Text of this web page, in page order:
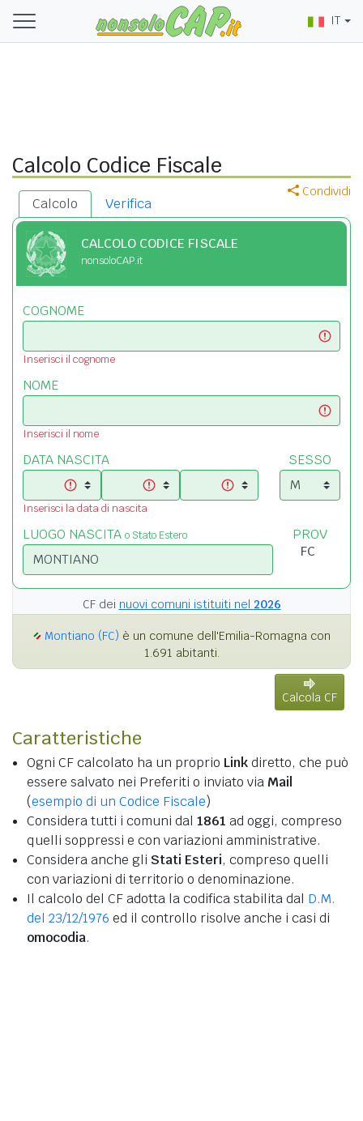
IT
Calcolo Codice Fiscale
Condividi
Calcolo Verifica
CALCOLO CODICE FISCALE
nonsoloCAP.it
COGNOME
Inserisci il cognome
NOME
Inserisci il nome
DATA NASCITA
Inserisci la data di nascita
SESSO
LUOGO NASCITA o Stato Estero PROV
CF dei nuovi comuni istituiti nel 2026
Montiano (FC) è un comune dell'Emilia-Romagna con
1.691 abitanti.
Calcola CF
Caratteristiche
Ogni CF calcolato ha un proprio Linkdiretto, che può
essere salvato nei Preferiti o inviato via Mail
(esempio di un Codice Fiscale)
Considera tutti i comuni dal 1861 ad oggi, compreso
quelli soppressi e con variazioni amministrative.
Considera anche gli Stati Esteri, compreso quelli
con variazioni di territorio o denominazione.
Il calcolo del CF adotta la codifica stabilita dal D.M.
del 23/12/1976 ed il controllo risolve anche i casi di
omocodia.